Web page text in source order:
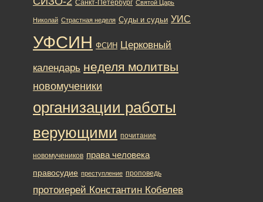
Санкт-Петербург Святой Царь
Николай Страстная неделя Суды и судьи УИС
УФСИН ФСИН Церковный
календарь неделя молитвы
новомученики
организации работы
верующими почитание
новомучеников права человека
правосудие преступление проповедь
протоиерей Константин Кобелев